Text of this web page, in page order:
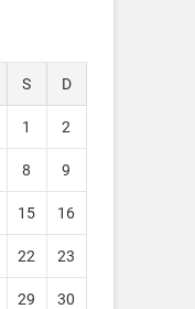
S D
1 2
8 9
15 16
22 23
29 30